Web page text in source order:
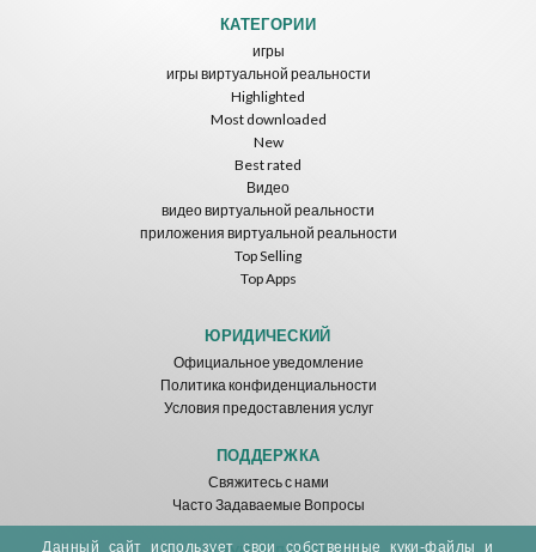
КАТЕГОРИИ
игры
игры виртуальной реальности
Highlighted
Most downloaded
New
Best rated
Видео
видео виртуальной реальности
приложения виртуальной реальности
Top Selling
Top Apps
ЮРИДИЧЕСКИЙ
Официальное уведомление
Политика конфиденциальности
Условия предоставления услуг
ПОДДЕРЖКА
Свяжитесь с нами
Часто Задаваемые Вопросы
Данный сайт использует свои собственные куки-файлы и